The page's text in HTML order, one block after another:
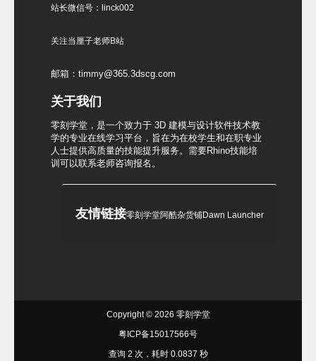
站长微信号：linck002
关注当厘子老师B站
邮箱：timmy@365.3dscg.com
关于我们
零刻学堂，是一个致力于 3D 建模与设计软件技术教
学的专业在线学习平台，旨在为在校学生和在职专业
人士提供高质量的技能提升服务。需要Rhino技能培
训可以联系老师咨询报名。
友情链接零刻学堂阿酷杂货铺Dawn Launcher
Copyright © 2026 零刻学堂
粤ICP备15017566号
查询 2 次，耗时 0.0837 秒